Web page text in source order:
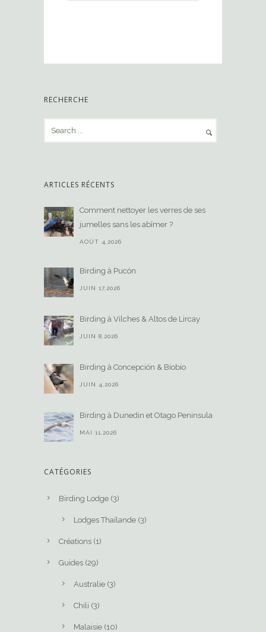
RECHERCHE
ARTICLES RÉCENTS
Comment nettoyer les verres de ses
jumelles sans les abîmer ?
AOÛT 4,2026
Birding à Pucón
JUIN 17,2026
Birding à Vilches & Altos de Lircay
JUIN 8,2026
Birding à Concepción & Bíobío
JUIN 4,2026
Birding à Dunedin et Otago Peninsula
MAI 11,2026
CATÉGORIES
Birding Lodge (3)
Lodges Thaïlande (3)
Créations (1)
Guides (29)
Australie (3)
Chili (3)
Malaisie (10)